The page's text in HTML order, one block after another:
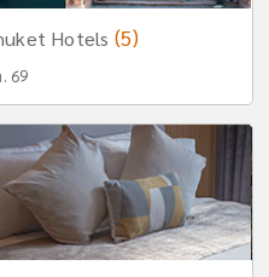
Hotels (5)
69